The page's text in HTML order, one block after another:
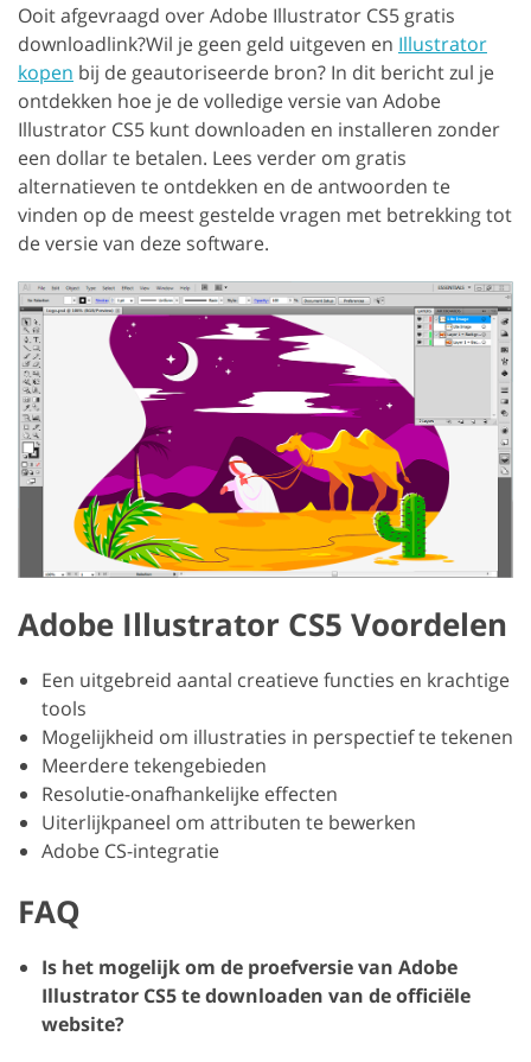
Ooit afgevraagd over Adobe Illustrator CS5 gratis
downloadlink?Wil je geen geld uitgeven en Illustrator
kopen bij de geautoriseerde bron? In dit bericht zul je
ontdekken hoe je de volledige versie van Adobe
Illustrator CS5 kunt downloaden en installeren zonder
een dollar te betalen. Lees verder om gratis
alternatieven te ontdekken en de antwoorden te
vinden op de meest gestelde vragen met betrekking tot
de versie van deze software.
Adobe Illustrator CS5 Voordelen
Een uitgebreid aantal creatieve functies en krachtige
tools
Mogelijkheid om illustraties in perspectief te tekenen
Meerdere tekengebieden
Resolutie-onafhankelijke effecten
Uiterlijkpaneel om attributen te bewerken
Adobe CS-integratie
FAQ
Is het mogelijk om de proefversie van Adobe
Illustrator CS5 te downloaden van de officiële
website?